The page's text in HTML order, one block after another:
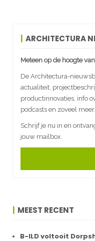
ARCHITECTURA
Meteen op de hoogte
De Architectura-
actualiteit,
productinnovaties, info
podcasts en zoveel meer.
Schrijf je nu in en
jouw mailbox.
MEEST RECENT
B-ILD voltooit